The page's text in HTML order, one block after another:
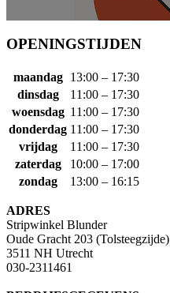
OPENINGSTIJDEN
maandag
13:00 – 17:30
dinsdag
11:00 – 17:30
woensdag 11:00 – 17:30
donderdag 11:00 – 17:30
vrijdag
11:00 – 17:30
zaterdag
10:00 – 17:00
zondag
13:00 – 16:15
ADRES
Stripwinkel Blunder
Oude Gracht 203 (Tolsteegzijde)
3511 NH Utrecht
030-2311461